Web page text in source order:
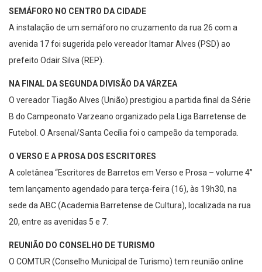
SEMÁFORO NO CENTRO DA CIDADE
A instalação de um semáforo no cruzamento da rua 26 com a
avenida 17 foi sugerida pelo vereador Itamar Alves (PSD) ao
prefeito Odair Silva (REP).
NA FINAL DA SEGUNDA DIVISÃO DA VÁRZEA
O vereador Tiagão Alves (União) prestigiou a partida final da Série
B do Campeonato Varzeano organizado pela Liga Barretense de
Futebol. O Arsenal/Santa Cecília foi o campeão da temporada.
O VERSO E A PROSA DOS ESCRITORES
A coletânea “Escritores de Barretos em Verso e Prosa – volume 4”
tem lançamento agendado para terça-feira (16), às 19h30, na
sede da ABC (Academia Barretense de Cultura), localizada na rua
20, entre as avenidas 5 e 7.
REUNIÃO DO CONSELHO DE TURISMO
O COMTUR (Conselho Municipal de Turismo) tem reunião online